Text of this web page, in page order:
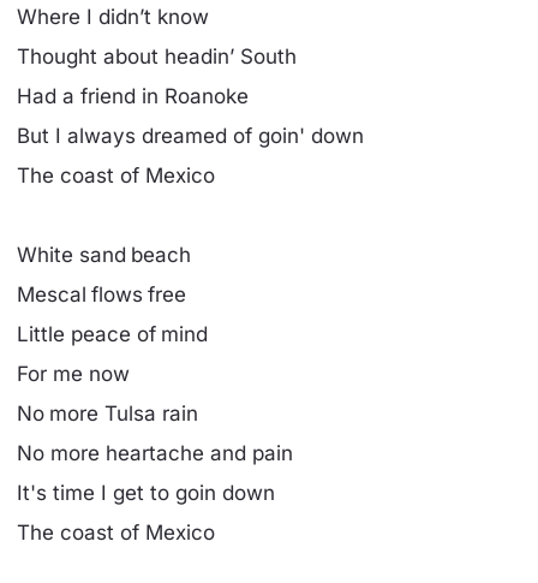
Where I didn’t know
Thought about headin’ South
Had a friend in Roanoke
But I always dreamed of goin' down
The coast of Mexico
White sand beach
Mescal flows free
Little peace of mind
For me now
No more Tulsa rain
No more heartache and pain
It's time I get to goin down
The coast of Mexico